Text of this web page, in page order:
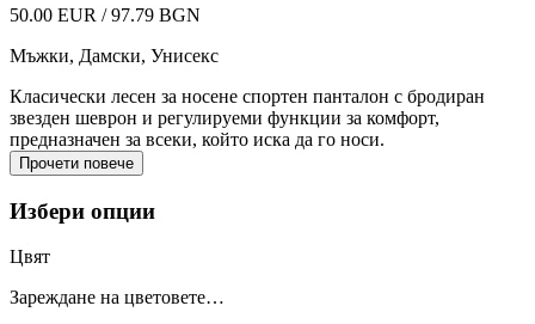
50.00 EUR / 97.79 BGN
Мъжки, Дамски, Унисекс
Класически лесен за носене спортен панталон с бродиран
звезден шеврон и регулируеми функции за комфорт,
предназначен за всеки, който иска да го носи.
Прочети повече
Избери опции
Цвят
Зареждане на цветовете…